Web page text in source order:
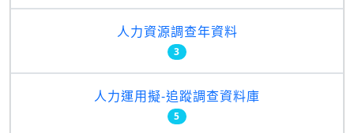
人力資源調查年資料
3
人力運用擬-追蹤調查資料庫
5